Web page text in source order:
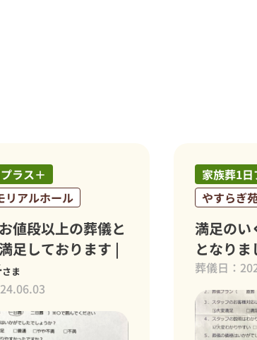
家族葬1日プラス＋
やすらぎ苑
満足のいく大変充実したお式
となりました｜山口悦子
さま